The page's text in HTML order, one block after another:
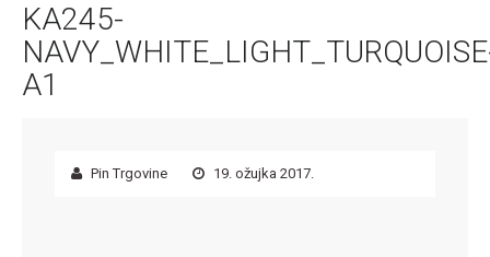
KA245-
A1
Pin Trgovine 19. ožujka 2017.